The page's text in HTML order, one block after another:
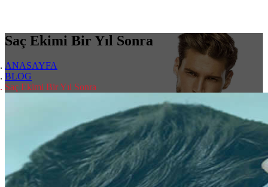
Saç Ekimi Bir Yıl Sonra
ANASAYFA
BLOG
Saç Ekimi Bir Yıl Sonra